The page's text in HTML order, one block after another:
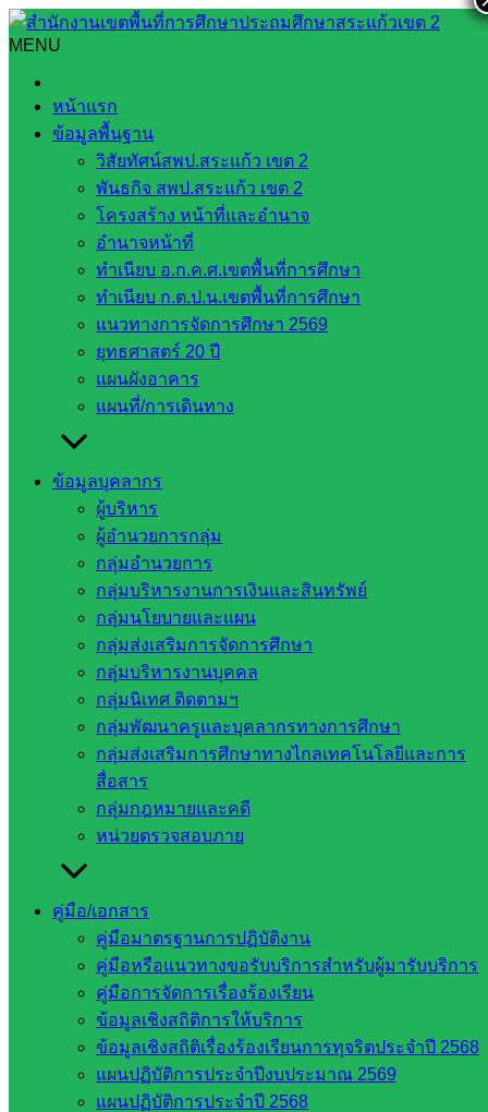
Skip
to
content
MENU
หน้าแรก
ข้อมูลพื้นฐาน
วิสัยทัศน์สพป.สระแก้ว เขต 2
พันธกิจ สพป.สระแก้ว เขต 2
โครงสร้าง หน้าที่และอำนาจ
อำนาจหน้าที่
ทำเนียบ อ.ก.ค.ศ.เขตพื้นที่การศึกษา
ทำเนียบ ก.ต.ป.น.เขตพื้นที่การศึกษา
แนวทางการจัดการศึกษา 2569
ยุทธศาสตร์ 20 ปี
แผนผังอาคาร
แผนที่/การเดินทาง
ข้อมูลบุคลากร
ผู้บริหาร
ผู้อำนวยการกลุ่ม
กลุ่มอำนวยการ
กลุ่มบริหารงานการเงินและสินทรัพย์
กลุ่มนโยบายและแผน
กลุ่มส่งเสริมการจัดการศึกษา
กลุ่มบริหารงานบุคคล
กลุ่มนิเทศ ติดตามฯ
กลุ่มพัฒนาครูและบุคลากรทางการศึกษา
กลุ่มส่งเสริมการศึกษาทางไกลเทคโนโลยีและการ
สื่อสาร
กลุ่มกฎหมายและคดี
หน่วยตรวจสอบภาย
คู่มือ/เอกสาร
คู่มือมาตรฐานการปฏิบัติงาน
คู่มือหรือแนวทางขอรับบริการสำหรับผู้มารับบริการ
คู่มือการจัดการเรื่องร้องเรียน
ข้อมูลเชิงสถิติการให้บริการ
ข้อมูลเชิงสถิติเรื่องร้องเรียนการทุจริตประจำปี 2568
แผนปฏิบัติการประจำปีงบประมาณ 2569
แผนปฏิบัติการประจำปี 2568
Search
ลงพื้นที่ตรวจเยี่ยมนักเรียนในพระราชานุเคราะห์ สมเด็จพระ
กนิษฐาธิราชเจ้า กรมสมเด็จพระเทพรัตนราชสุดาฯ สยามบรม
ราชกุมารี ประจำปีการศึกษา ๒๕๖๕ ณ โรงเรียนส.ไทยเสรี
อุตสาหกรรม ๓ ตำบลป่าไร่ อำเภออรัญประเทศ จังหวัดสระแก้ว
ลงพื้นที่ตรวจเยี่ยมนักเรียนในพระราชานุ
เคราะห์ สมเด็จพระกนิษฐาธิราชเจ้า กรม
สมเด็จพระเทพรัตนราชสุดาฯ สยามบรม
ราชกุมารี ประจำปีการศึกษา ๒๕๖๕ ณ
โรงเรียนส.ไทยเสรีอุตสาหกรรม ๓ ตำบล
ป่าไร่ อำเภออรัญประเทศ จังหวัดสระแก้ว
กุมภาพันธ์ 20, 2023
จัดการศึกษา
กลุ่มส่งเสริมการจัดการศึกษา
วันพุธที่ ๑๕ กุมภาพันธ์ เวลา ๙.๐๐ น. นายชัยนรินท์ วสอื้นรัมย์ ผู้
อำนวยการสำนักงานเขตพื้นที่การศึกษาประถมศึกษาสระแก้ว
เขต ๒ มอบหมายให้นางภานุรังษี ทาประเสริฐ ผู้อำนวยการกลุ่ม
ส่งเสริมการจัดการศึกษา ลงพื้นที่ตรวจเยี่ยมนักเรียนในพระ
ราชานุเคราะห์ สมเด็จพระกนิษฐาธิราชเจ้า กรมสมเด็จพระเทพ
รัตนราชสุดาฯ สยามบรมราชกุมารี ประจำปีการศึกษา ๒๕๖๕
ณ โรงเรียนส.ไทยเสรีอุตสาหกรรม ๓ ตำบลป่าไร่ อำเภอ
อรัญประเทศ จังหวัดสระแก้ว